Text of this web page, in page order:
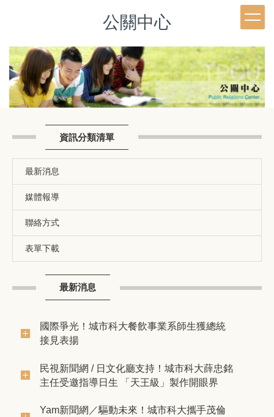
要
內
容
區
公關中心
資訊分類清單
最新消息
媒體報導
聯絡方式
表單下載
最新消息
國際爭光！城市科大餐飲事業系師生獲總統
接見表揚
民視新聞網 / 日文化廳支持！城市科大薛忠銘
主任受邀指導日生 「天王級」製作開眼界
Yam新聞網／驅動未來！城市科大攜手茂倫